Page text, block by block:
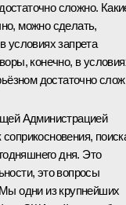
сложно.
можно сделать,
условиях запрета
конечно, в
достаточно
Администрацией
дня. Это
это вопросы
одни из крупнейших